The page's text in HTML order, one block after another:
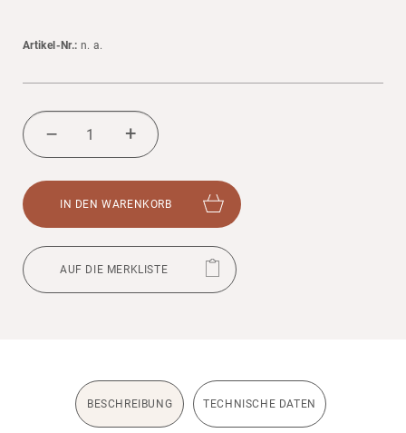
Artikel-Nr.: n. a.
KLET­
TER­
NETZ
MENGE
– +
IN DEN WAREN­KORB
AUF DIE MERKLISTE
BESCHREIBUNG TECHNISCHE DATEN